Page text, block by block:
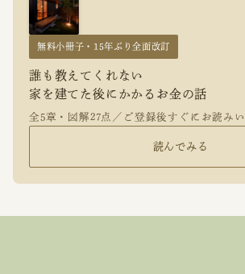
無料小冊子・15年ぶり全面改訂
誰も教えてくれない
家を建てた後にかかるお金の話
全5章・図解27点／ご登録後すぐにお読み
読んでみる